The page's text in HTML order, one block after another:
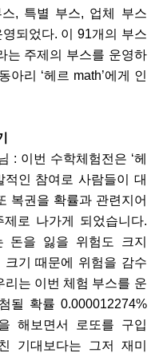
스, 특별 부스, 업체
부스
영되었다. 이 91개의 부스
는 주제의 부스를 운영하
동아리 ‘헤르 math’에게
인
: 이번 수학체험전은 ‘헤
적인 참여로 사람들이
대
복권을 확률과 관련지어
제로 나가게 되었습니다.
돈을 잃을 위험도
크지
크기 때문에 위험을 감수
리는 이번 체험 부스를 운
될 확률 0.000012274%
해보면서 로또를
구입
기대보다는 그저
재미